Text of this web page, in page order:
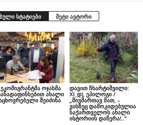
სტატიები მეტი ავტორი
ოჯახმა
ახალი
შეიძინა
დავით ჩხარტიშვილი:
XI_დ), ეპილოგი /
„მივმართავ მათ, –
ვისზეც დამოკიდებულია
საქართველოს ახალი
ისტორიის დაწერა!..“